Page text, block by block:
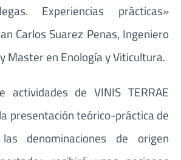
Experiencias prácticas»
Carlos Suarez Penas, Ingeniero
Master en Enología y Viticultura.
actividades de VINIS TERRAE
presentación teórico-práctica de
denominaciones de origen